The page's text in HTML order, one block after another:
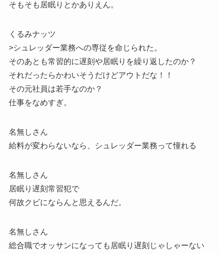
そもそも居眠りとかありえん。
くるみナッツ
>シュレッダー業務への専従を命じられた。
そのあとも常習的に遅刻や居眠りを繰り返したのか？
それだったらかわいそうだけどアウトだな！！
その元社員は若手なのか？
仕事をなめすぎ。
名無しさん
給料が変わらないなら、シュレッダー業務って憧れる
名無しさん
居眠り遅刻常習犯で
何故クビにならんと思えるんだ。
名無しさん
総合職でオッサンになっても居眠り遅刻じゃしゃーない